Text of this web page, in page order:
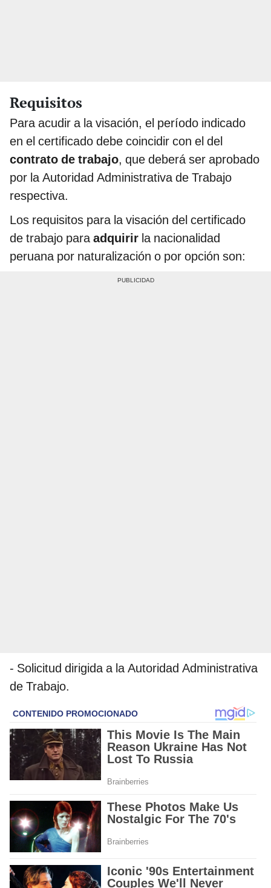
Requisitos
Para acudir a la visación, el período indicado
en el certificado debe coincidir con el del
contrato de trabajo, que deberá ser aprobado
por la Autoridad Administrativa de Trabajo
respectiva.
Los requisitos para la visación del certificado
de trabajo paraadquirir la nacionalidad
peruana por naturalización o por opción son:
- Solicitud dirigida a la Autoridad Administrativa
de Trabajo.